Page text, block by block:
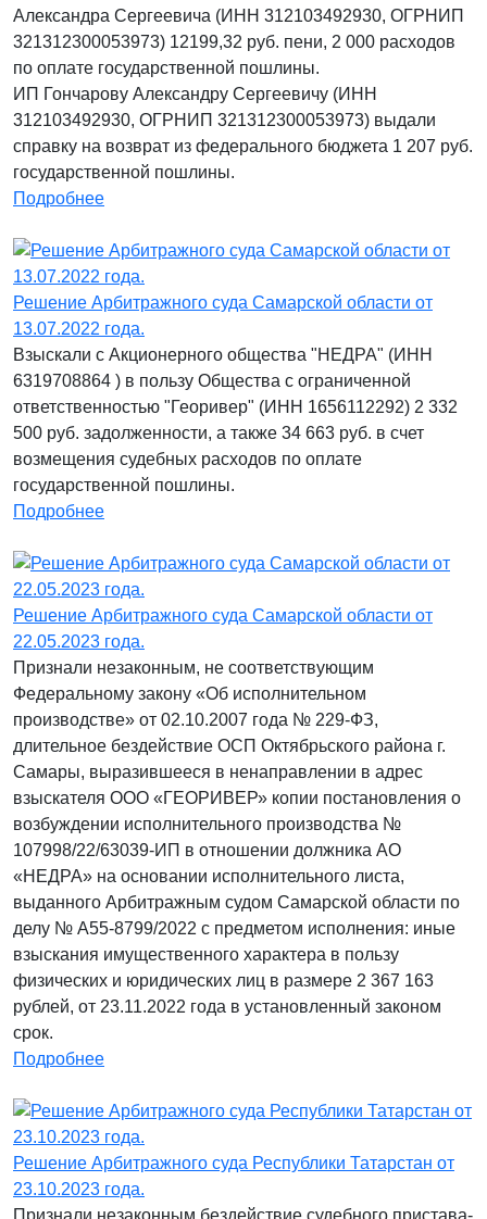
Александра Сергеевича (ИНН 312103492930, ОГРНИП
321312300053973) 12199,32 руб. пени, 2 000 расходов
по оплате государственной пошлины.
ИП Гончарову Александру Сергеевичу (ИНН
312103492930, ОГРНИП 321312300053973) выдали
справку на возврат из федерального бюджета 1 207 руб.
государственной пошлины.
Подробнее
Решение Арбитражного суда Самарской области от
13.07.2022 года.
Взыскали с Акционерного общества "НЕДРА" (ИНН
6319708864 ) в пользу Общества с ограниченной
ответственностью "Георивер" (ИНН 1656112292) 2 332
500 руб. задолженности, а также 34 663 руб. в счет
возмещения судебных расходов по оплате
государственной пошлины.
Подробнее
Решение Арбитражного суда Самарской области от
22.05.2023 года.
Признали незаконным, не соответствующим
Федеральному закону «Об исполнительном
производстве» от 02.10.2007 года № 229-ФЗ,
длительное бездействие ОСП Октябрьского района г.
Самары, выразившееся в ненаправлении в адрес
взыскателя ООО «ГЕОРИВЕР» копии постановления о
возбуждении исполнительного производства №
107998/22/63039-ИП в отношении должника АО
«НЕДРА» на основании исполнительного листа,
выданного Арбитражным судом Самарской области по
делу № А55-8799/2022 с предметом исполнения: иные
взыскания имущественного характера в пользу
физических и юридических лиц в размере 2 367 163
рублей, от 23.11.2022 года в установленный законом
срок.
Подробнее
Решение Арбитражного суда Республики Татарстан от
23.10.2023 года.
Признали незаконным бездействие судебного пристава-